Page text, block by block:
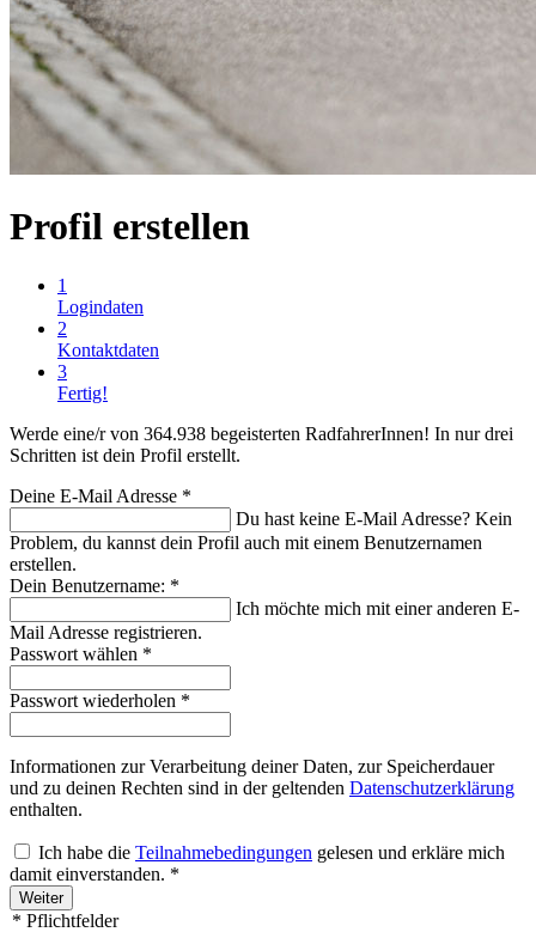
Profil erstellen
1
Logindaten
2
Kontaktdaten
3
Fertig!
Werde eine/r von 364.938 begeisterten RadfahrerInnen! In nur drei
Schritten ist dein Profil erstellt.
Deine E-Mail Adresse *
Du hast keine E-Mail Adresse? Kein
Problem, du kannst dein Profil auch mit einem Benutzernamen
erstellen.
Dein Benutzername: *
Ich möchte mich mit einer anderen E-
Mail Adresse registrieren.
Passwort wählen *
Passwort wiederholen *
Informationen zur Verarbeitung deiner Daten, zur Speicherdauer
und zu deinen Rechten sind in der geltenden Datenschutzerklärung
enthalten.
Ich habe die Teilnahmebedingungen gelesen und erkläre mich
damit einverstanden. *
Weiter
* Pflichtfelder